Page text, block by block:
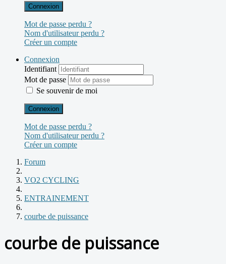
Connexion
Mot de passe perdu ?
Nom d'utilisateur perdu ?
Créer un compte
Connexion
Identifiant
Mot de passe
Se souvenir de moi
Connexion
Mot de passe perdu ?
Nom d'utilisateur perdu ?
Créer un compte
Forum
VO2 CYCLING
ENTRAINEMENT
courbe de puissance
courbe de puissance